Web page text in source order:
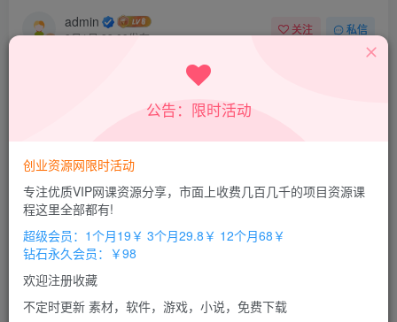
admin
9月1日 23:09发布
关注 私信
不用拍不用剪！AI自动生成烟雨视频，日入5张+，睡后收入
超级会员
立即购买
您当前未登录！建议登陆后购买，办理会员包月更省钱，可保存购
公告：限时活动
创业资源网限时活动
专注优质VIP网课资源分享，市面上收费几百几千的项目资源课
程这里全部都有!
超级会员：1个月19￥ 3个月29.8￥ 12个月68￥
钻石永久会员：￥98
欢迎注册收藏
不定时更新 素材，软件，游戏，小说，免费下载